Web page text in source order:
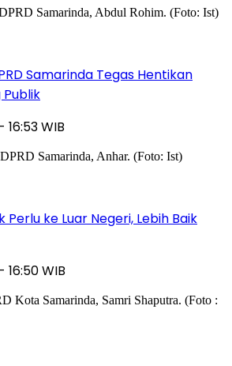
Samarinda Tegas Hentikan
Publik
16:53 WIB
Perlu ke Luar Negeri, Lebih Baik
16:50 WIB